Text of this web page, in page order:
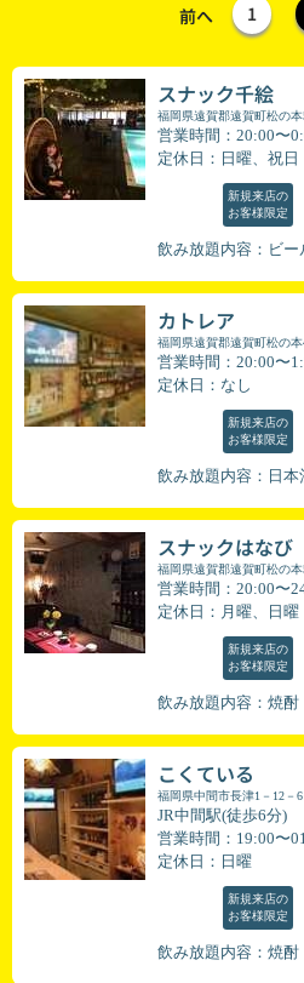
前へ 1
スナック千絵
福岡県遠賀郡遠賀町松の
営業時間：20:00〜
定休日：日曜、祝日
新規来店の
お客様限定
飲み放題内容：ビ
カトレア
福岡県遠賀郡遠賀町松の
営業時間：20:00〜
定休日：なし
新規来店の
お客様限定
飲み放題内容：日
スナックはなび
福岡県遠賀郡遠賀町松の
営業時間：20:00〜
定休日：月曜、日曜
新規来店の
お客様限定
飲み放題内容：焼酎
こくている
福岡県中間市長津1－12－
JR中間駅(徒歩6分)
営業時間：19:00〜
定休日：日曜
新規来店の
お客様限定
飲み放題内容：焼酎